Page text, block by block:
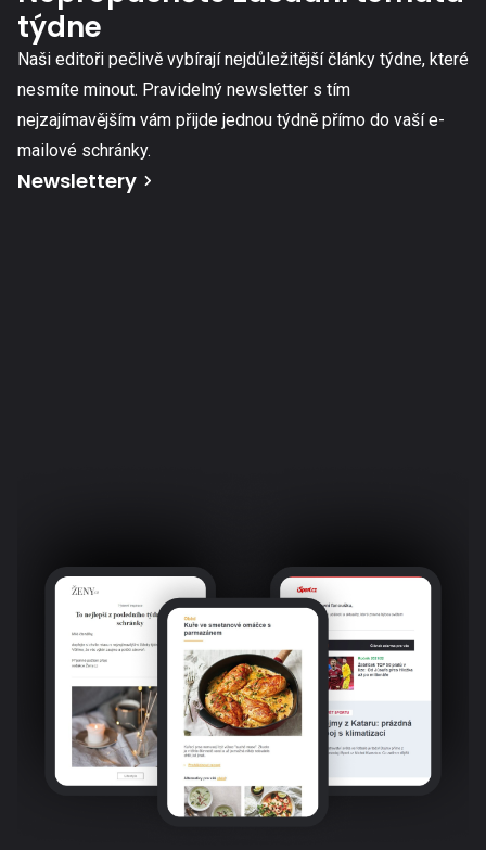
týdne
Naši editoři pečlivě vybírají nejdůležitější články týdne, které
nesmíte minout. Pravidelný newsletter s tím
nejzajímavějším vám přijde jednou týdně přímo do vaší e-
mailové schránky.
Newslettery